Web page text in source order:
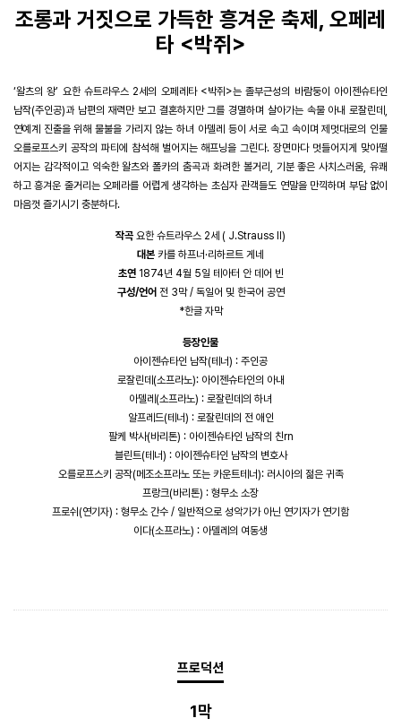
조롱과 거짓으로 가득한 흥겨운 축제, 오페레
타 <박쥐>
‘왈츠의 왕’ 요한 슈트라우스 2세의 오페레타 <박쥐>는 졸부근성의 바람둥이 아이젠슈타인
남작(주인공)과 남편의 재력만 보고 결혼하지만 그를 경멸하며 살아가는 속물 아내 로잘린데,
연예계 진출을 위해 물불을 가리지 않는 하녀 아델레 등이 서로 속고 속이며 제멋대로의 인물
오를로프스키 공작의 파티에 참석해 벌어지는 해프닝을 그린다. 장면마다 멋들어지게 맞아떨
어지는 감각적이고 익숙한 왈츠와 폴카의 춤곡과 화려한 볼거리, 기분 좋은 사치스러움, 유쾌
하고 흥겨운 줄거리는 오페라를 어렵게 생각하는 초심자 관객들도 연말을 만끽하며 부담 없이
마음껏 즐기시기 충분하다.​
작곡 요한 슈트라우스 2세 ( J.Strauss Ⅱ)
대본 카를 하프너·리하르트 게네
초연1874년 4월 5일 테아터 안 데어 빈
구성/언어 전 3막 / 독일어 및 한국어 공연
*한글 자막
등장인물
아이젠슈타인 남작(테너) : 주인공
로잘린데(소프라노): 아이젠슈타인의 아내
아델레(소프라노) : 로잘린데의 하녀
알프레드(테너) : 로잘린데의 전 애인
팔케 박사(바리톤) : 아이젠슈타인 남작의 친rn
블린트(테너) : 아이젠슈타인 남작의 변호사
오를로프스키 공작(메조소프라노 또는 카운트테너): 러시아의 젊은 귀족
프랑크(바리톤) : 형무소 소장
프로쉬(연기자) : 형무소 간수 / 일반적으로 성악가가 아닌 연기자가 연기함
이다(소프라노) : 아델레의 여동생​
프로덕션
1막